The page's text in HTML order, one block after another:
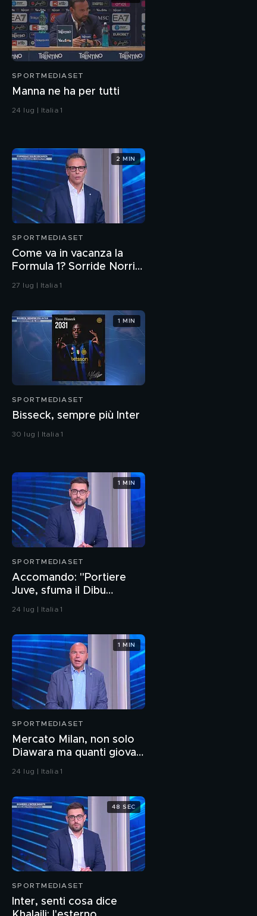
SPORTMEDIASET
Manna ne ha per tutti
24 lug | Italia 1
SPORTMEDIASET
Come va in vacanza la
Formula 1? Sorride Norris,
la Ferrari non vuol fare
27 lug | Italia 1
2 MIN
SPORTMEDIASET
Bisseck, sempre più Inter
30 lug | Italia 1
1 MIN
SPORTMEDIASET
Accomando: "Portiere
Juve, sfuma il Dibu
Martinez. Ecco chi è in
24 lug | Italia 1
1 MIN
SPORTMEDIASET
Mercato Milan, non solo
Diawara ma quanti giovani
di qualità
24 lug | Italia 1
1 MIN
SPORTMEDIASET
Inter, senti cosa dice
48 SEC